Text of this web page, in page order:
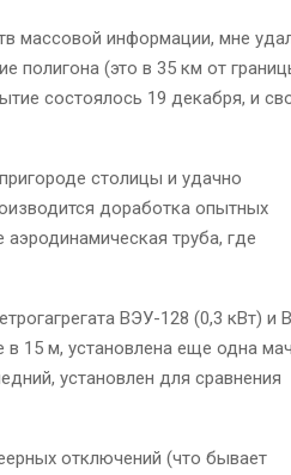
массовой информации, мне
полигона (это в 35 км от
состоялось 19 декабря, и
столицы и удачно
доработка опытных
труба, где
ВЭУ-128 (0,3 кВт) и
в 15 м, установлена еще одна
установлен для сравнения
отключений (что бывает